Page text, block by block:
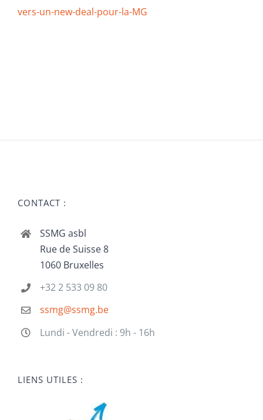
vers-un-new-deal-pour-la-MG
CONTACT :
SSMG asbl
Rue de Suisse 8
1060 Bruxelles
+32 2 533 09 80
ssmg@ssmg.be
Lundi - Vendredi : 9h - 16h
LIENS UTILES :